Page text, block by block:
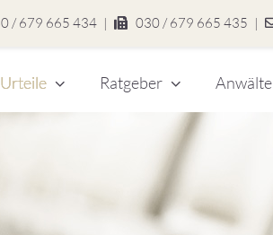
/ 679 665 434 | 030 / 679 665 435 |
Urteile Ratgeber Anwälte